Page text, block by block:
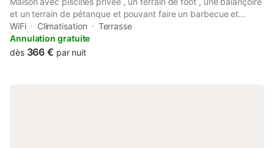
et un terrain de pétanque et pouvant faire un barbecue et
même des pizzas maison . Salon et grande cuisine équipée , qui
contient four , micro onde , frigo américain et machine a café .
La maison contient 3 chambre , une chambre parentale et 2
WiFi Climatisation
Terrasse
Annulation gratuite
dès 366 € par nuit